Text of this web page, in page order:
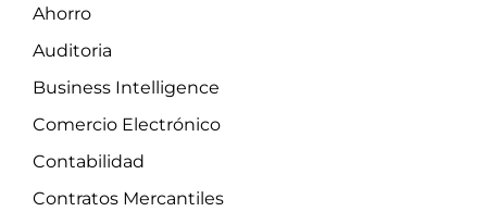
Ahorro
Auditoria
Business Intelligence
Comercio Electrónico
Contabilidad
Contratos Mercantiles